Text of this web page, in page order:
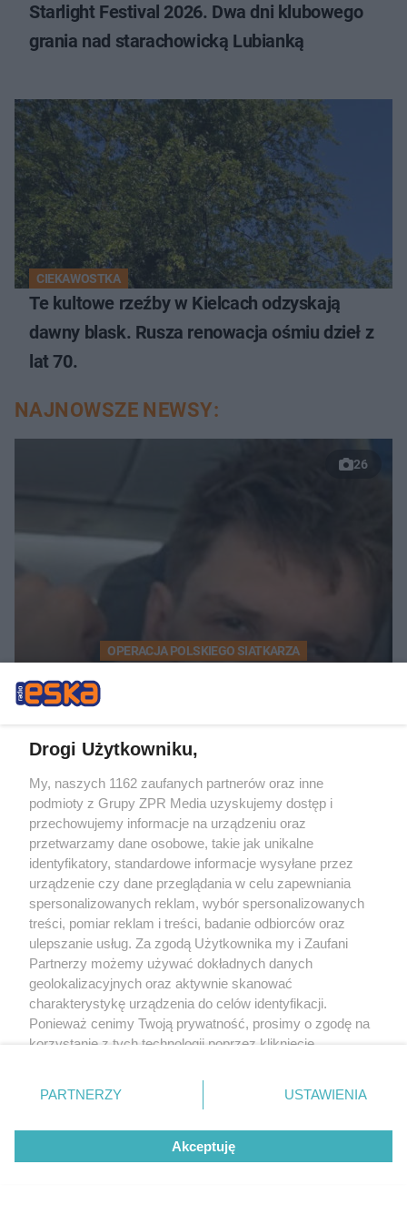
Starlight Festival 2026. Dwa dni klubowego
grania nad starachowicką Lubianką
CIEKAWOSTKA
Te kultowe rzeźby w Kielcach odzyskają
dawny blask. Rusza renowacja ośmiu dzieł z
lat 70.
NAJNOWSZE NEWSY:
26
OPERACJA POLSKIEGO SIATKARZA
Jakub Kochanowski po
operacji. Siatkarz pokazał
zdjęcia prosto ze szpitala
WTA W TORONTO
Marta Kostiuk zachwyca nie
zdjęcia z Ibizy robią wrażenie
Drogi Użytkowniku,
My, naszych 1162 zaufanych partnerów oraz inne
podmioty z Grupy ZPR Media uzyskujemy dostęp i
przechowujemy informacje na urządzeniu oraz
przetwarzamy dane osobowe, takie jak unikalne
identyfikatory, standardowe informacje wysyłane przez
urządzenie czy dane przeglądania w celu zapewniania
spersonalizowanych reklam, wybór spersonalizowanych
treści, pomiar reklam i treści, badanie odbiorców oraz
ulepszanie usług. Za zgodą Użytkownika my i Zaufani
Partnerzy możemy używać dokładnych danych
geolokalizacyjnych oraz aktywnie skanować
charakterystykę urządzenia do celów identyfikacji.
Ponieważ cenimy Twoją prywatność, prosimy o zgodę na
korzystanie z tych technologii poprzez kliknięcie
zmienić/wycofać klikając przycisk ustawień prywatności
znajdujący się w lewym dolnym rogu strony
rodzaje przetwarzania danych nie wymagają zgody
użytkownika, ale masz prawo sprzeciwić się takiemu
przetwarzaniu. Preferencje będą miały zastosowanie tylko
PARTNERZY USTAWIENIA
Akceptuję